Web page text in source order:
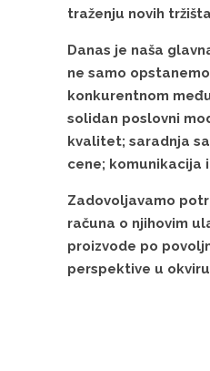
traženju novih
Danas je naša
ne samo
konkurentnom
solidan poslovni
kvalitet; saradnja
cene; komunikacija
Zadovoljavamo
računa o njihovim
proizvode po
perspektive u